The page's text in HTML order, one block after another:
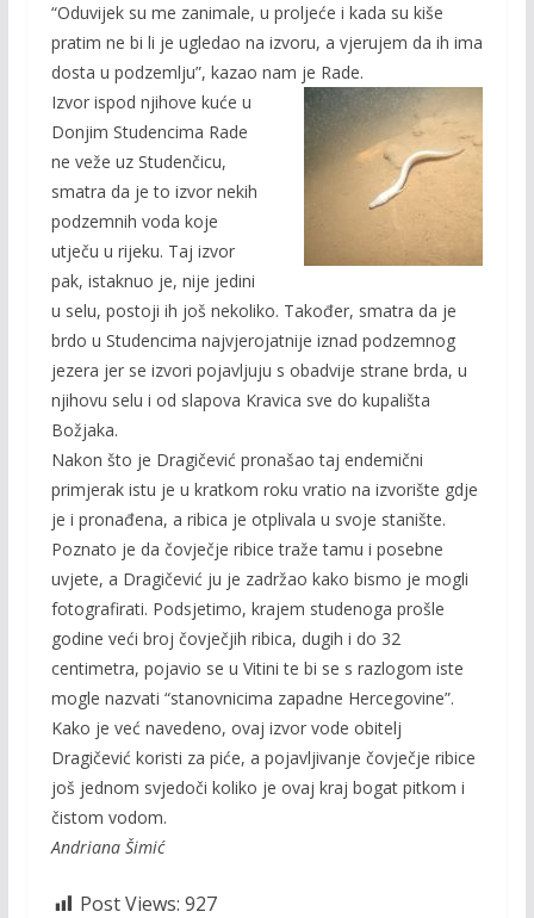
“Oduvijek su me zanimale, u proljeće i kada su kiše
pratim ne bi li je ugledao na izvoru, a vjerujem da ih ima
dosta u podzemlju”, kazao nam je Rade.
Izvor ispod njihove kuće u
Donjim Studencima Rade
ne veže uz Studenčicu,
smatra da je to izvor nekih
podzemnih voda koje
utječu u rijeku. Taj izvor
pak, istaknuo je, nije jedini
u selu, postoji ih još nekoliko. Također, smatra da je
brdo u Studencima najvjerojatnije iznad podzemnog
jezera jer se izvori pojavljuju s obadvije strane brda, u
njihovu selu i od slapova Kravica sve do kupališta
Božjaka.
Nakon što je Dragičević pronašao taj endemični
primjerak istu je u kratkom roku vratio na izvorište gdje
je i pronađena, a ribica je otplivala u svoje stanište.
Poznato je da čovječje ribice traže tamu i posebne
uvjete, a Dragičević ju je zadržao kako bismo je mogli
fotografirati. Podsjetimo, krajem studenoga prošle
godine veći broj čovječjih ribica, dugih i do 32
centimetra, pojavio se u Vitini te bi se s razlogom iste
mogle nazvati “stanovnicima zapadne Hercegovine”.
Kako je već navedeno, ovaj izvor vode obitelj
Dragičević koristi za piće, a pojavljivanje čovječje ribice
još jednom svjedoči koliko je ovaj kraj bogat pitkom i
čistom vodom.
Andriana Šimić
Post Views: 927